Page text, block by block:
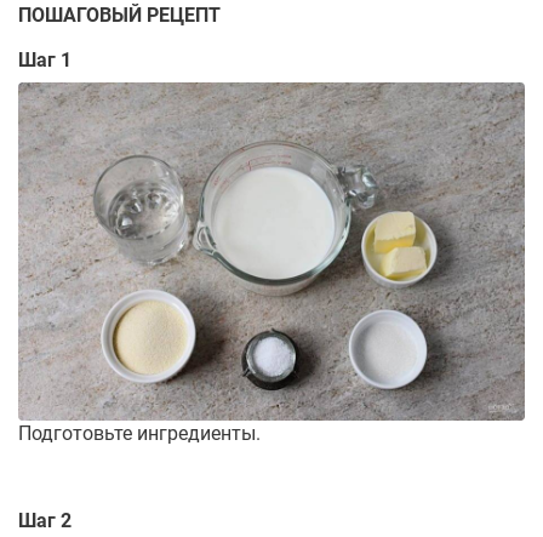
ПОШАГОВЫЙ РЕЦЕПТ
Шаг 1
Подготовьте ингредиенты.
Шаг 2